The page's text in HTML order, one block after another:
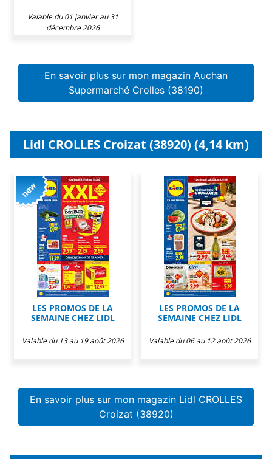
Valable du 01 janvier au 31
décembre 2026
En savoir plus sur mon magazin Auchan
Supermarché Crolles (38190)
Lidl CROLLES Croizat (38920) (4,14 km)
LES PROMOS DE LA
SEMAINE CHEZ LIDL
Valable du 13 au 19 août 2026
LES PROMOS DE LA
SEMAINE CHEZ LIDL
Valable du 06 au 12 août 2026
En savoir plus sur mon magazin Lidl CROLLES
Croizat (38920)